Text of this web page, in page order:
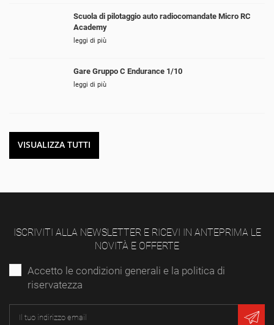
Scuola di pilotaggio auto radiocomandate Micro RC
Academy
leggi di più
Gare Gruppo C Endurance 1/10
leggi di più
VISUALIZZA TUTTI
ISCRIVITI ALLA NEWSLETTER E RICEVI IN ANTEPRIMA LE
NOVITÀ E OFFERTE
Accetto le condizioni generali e la politica di
riservatezza